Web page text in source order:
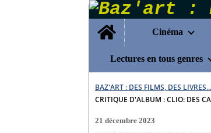
Home
Cinéma
Lectures en tous genres
BAZ'ART : DES FILMS, DES LIVRES...
CRITIQUE D'ALBUM : CLIO: DES
21 décembre 2023